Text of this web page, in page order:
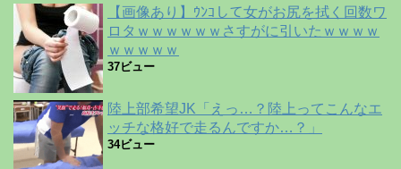
【画像あり】ｳﾝｺして女がお尻を拭く回数ワ
ロタｗｗｗｗｗｗさすがに引いたｗｗｗｗ
ｗｗｗｗｗ
37ビュー
陸上部希望JK「えっ…？陸上ってこんなエ
ッチな格好で走るんですか…？」
34ビュー